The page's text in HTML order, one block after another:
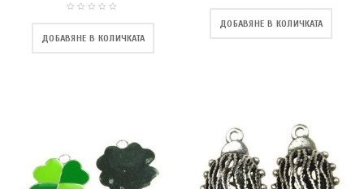
ДОБАВЯНЕ В КОЛИЧКАТА
ДОБАВЯНЕ В КОЛИЧКАТА